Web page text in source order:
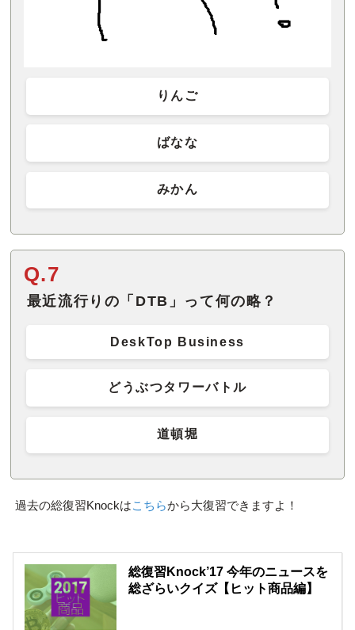
りんご
ばなな
みかん
Q.7
最近流行りの「DTB」って何の略？
DeskTop Business
どうぶつタワーバトル
道頓堀
過去の総復習Knockはこちらから大復習できますよ！
総復習Knock’17 今年のニュースを
総ざらいクイズ【ヒット商品編】